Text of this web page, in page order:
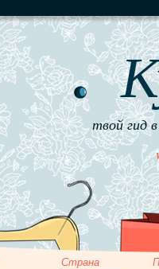
твой гид
Страна